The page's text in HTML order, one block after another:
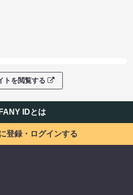
トを閲覧する
FANY IDとは
登録・ログインする